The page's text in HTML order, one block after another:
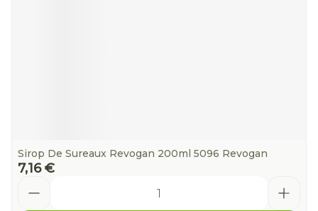
Sirop De Sureaux Revogan 200ml 5096 Revogan
7,16 €